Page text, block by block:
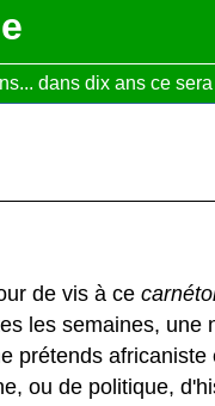
dans dix ans ce
de vis à ce
les semaines, une
prétends africaniste
ou de politique,